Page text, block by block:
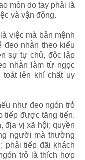
mòn do tay phải là
và vận động.
việc mà bản mệnh
nhẫn theo kiểu
sự tự chủ, độc lập
nhẫn làm từ ngọc
toát lên khí chất uy
như đeo ngón trỏ
tiếp được tăng tiến.
địa vị xã hội; quyền
người mà thường
phải tiếp đãi khách
trỏ là thích hợp